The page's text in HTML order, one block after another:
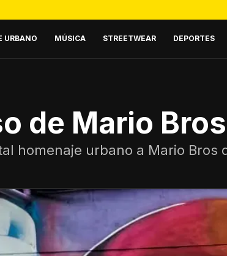
URBANO MÚSICA STREETWEAR DEPORTES
de Mario
homenaje urbano a Mario